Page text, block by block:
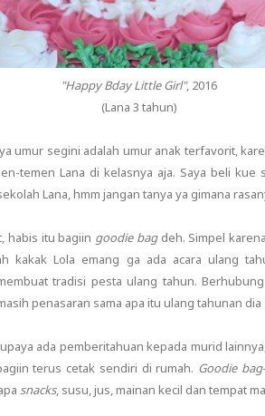
"Happy Bday Little Girl", 2016
(Lana 3 tahun)
umur segini adalah umur anak terfavorit,
temen Lana di kelasnya aja. Saya beli kue
Lana, hmm jangan tanya ya gimana
habis itu bagiin goodie bagdeh. Simpel
kakak Lola emang ga ada acara ulang
tradisi pesta ulang tahun.
penasaran sama apa itu ulang tahunan
ada pemberitahuan kepada murid
terus cetak sendiri di rumah. Goodie bag
snacks, susu, jus, mainan kecil dan tempat